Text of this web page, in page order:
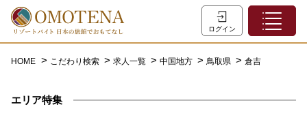
ログイン
ホーム
主な職種
HOME こだわり検索 求人一覧 中国地方 鳥取県 倉吉
エリア特集